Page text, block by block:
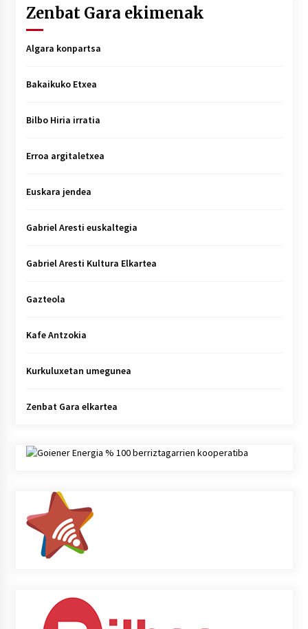
Zenbat Gara ekimenak
Algara konpartsa
Bakaikuko Etxea
Bilbo Hiria irratia
Erroa argitaletxea
Euskara jendea
Gabriel Aresti euskaltegia
Gabriel Aresti Kultura Elkartea
Gazteola
Kafe Antzokia
Kurkuluxetan umegunea
Zenbat Gara elkartea